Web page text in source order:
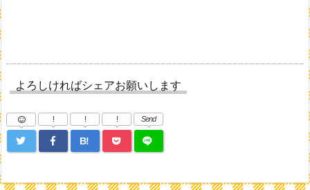
よろしければシェアお願いします
!
B!
! ! Send